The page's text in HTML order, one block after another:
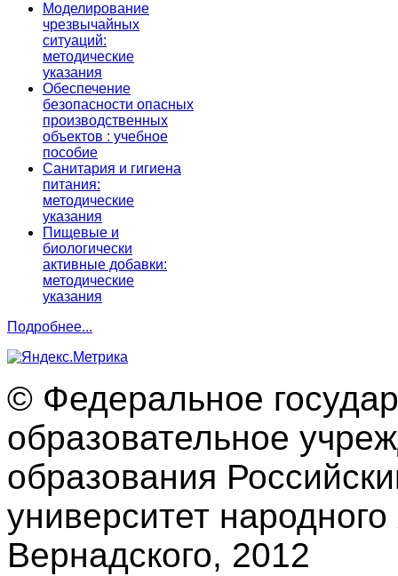
Моделирование
чрезвычайных
ситуаций:
методические
указания
Обеспечение
безопасности опасных
производственных
объектов : учебное
пособие
Санитария и гигиена
питания:
методические
указания
Пищевые и
биологически
активные добавки:
методические
указания
Подробнее...
© Федеральное
образовательное
образования
университет
Вернадского, 2012